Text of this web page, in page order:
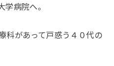
学病院へ。
科があって戸惑う４０代の